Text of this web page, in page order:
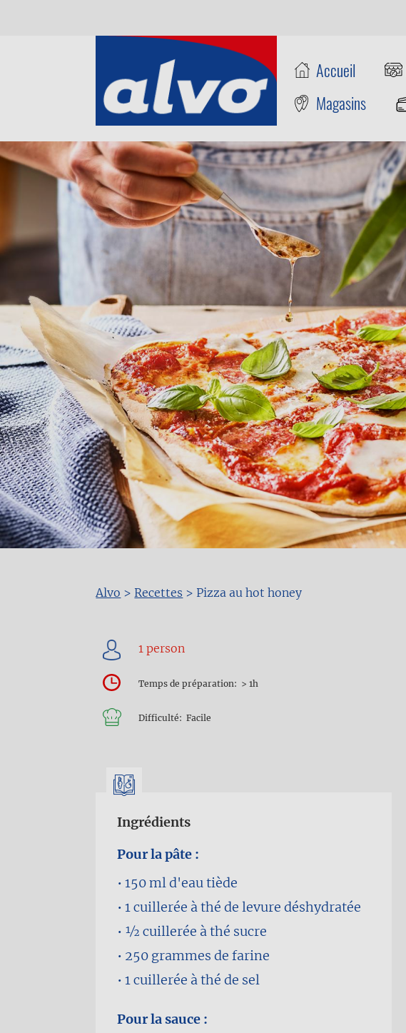
Accueil
Magasins
Fil
d'Ariane
Alvo > Recettes > Pizza au hot honey
Temps de préparation > 1h
Difficulté Facile
Ingrédients
Pour la pâte :
150 mld'eau tiède
1 cuillerée à théde levure déshydratée
1⁄2 cuillerée à thé sucre
250 grammes de farine
1 cuillerée à théde sel
Pour la sauce :